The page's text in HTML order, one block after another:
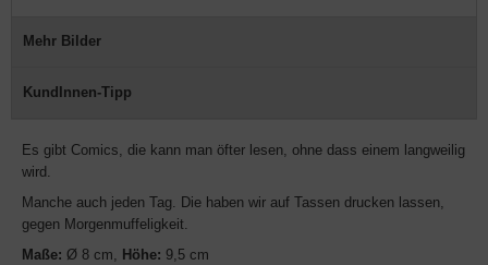
Mehr Bilder
KundInnen-Tipp
Es gibt Comics, die kann man öfter lesen, ohne dass einem langweilig
wird.
Manche auch jeden Tag. Die haben wir auf Tassen drucken lassen,
gegen Morgenmuffeligkeit.
Maße: Ø 8 cm, Höhe: 9,5 cm